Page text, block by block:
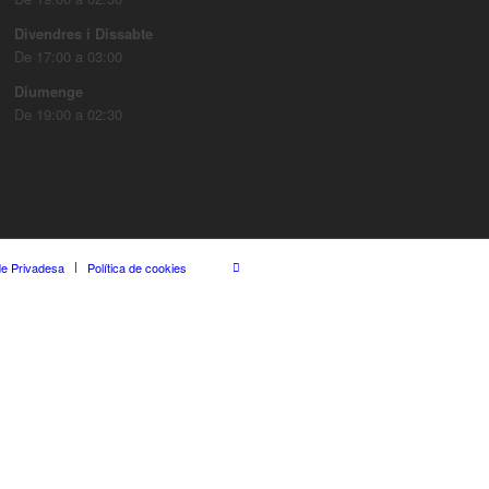
Divendres i Dissabte
De 17:00 a 03:00
Diumenge
De 19:00 a 02:30
Privadesa Política de cookies